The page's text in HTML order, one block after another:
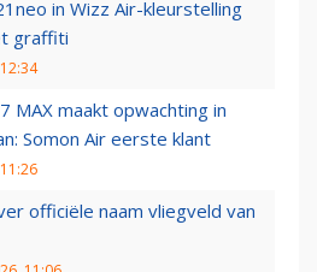
in Wizz Air-kleurstelling
graffiti
MAX maakt opwachting in
Somon Air eerste klant
officiële naam vliegveld van